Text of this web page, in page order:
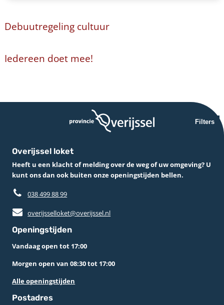
Debuutregeling cultuur
Iedereen doet mee!
Filters
Overijssel loket
Heeft u een klacht of melding over de weg of uw omgeving? U
kunt ons dan ook buiten onze openingstijden bellen.
038 499 88 99
overijsselloket@overijssel.nl
Openingstijden
Vandaag open tot 17:00
Morgen open van 08:30 tot 17:00
Alle openingstijden
Postadres